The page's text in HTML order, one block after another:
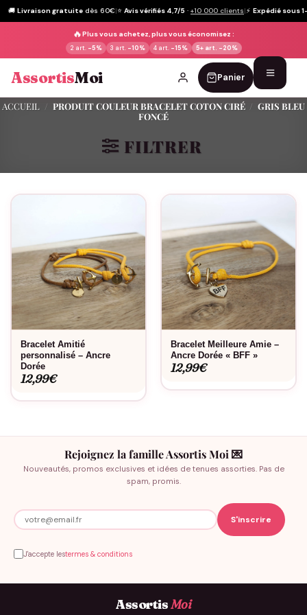
🚚 Livraison gratuite dès 60€|⭐ Avis vérifiés 4,7/5 · +10 000 clients|⚡ Expédié sous
🔥Plus vous achetez, plus vous économisez :
2 art. -5% 3 art. -10% 4 art. -15% 5+ art. -20%
AssortisMoi Panier
Passer
ACCUEIL / PRODUIT COULEUR BRACELET COTON CIRÉ / GRIS BLEU
FONCÉ
FILTRER
Bracelet Amitié
personnalisé – Ancre
Dorée
12,99€
Bracelet Meilleure Amie –
Ancre Dorée « BFF »
12,99€
Rejoignez la famille Assortis Moi 💌
Nouveautés, promos exclusives et idées de tenues assorties. Pas de
spam, promis.
J'accepte lestermes & conditions
AssortisMoi